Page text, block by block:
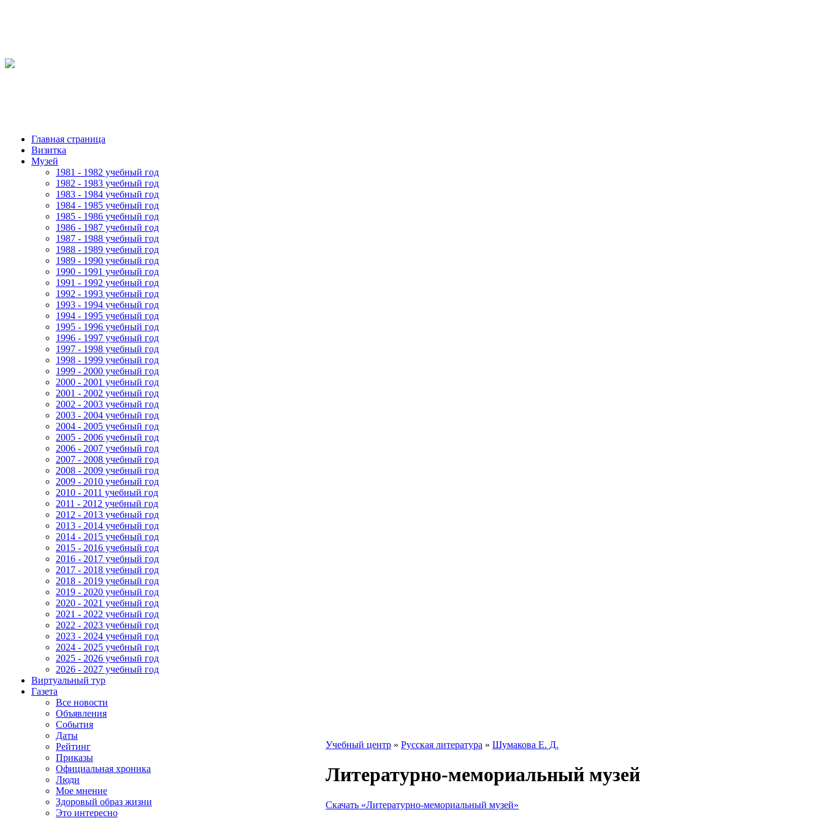
Главная страница
Визитка
Музей
1981 - 1982 учебный год
1982 - 1983 учебный год
1983 - 1984 учебный год
1984 - 1985 учебный год
1985 - 1986 учебный год
1986 - 1987 учебный год
1987 - 1988 учебный год
1988 - 1989 учебный год
1989 - 1990 учебный год
1990 - 1991 учебный год
1991 - 1992 учебный год
1992 - 1993 учебный год
1993 - 1994 учебный год
1994 - 1995 учебный год
1995 - 1996 учебный год
1996 - 1997 учебный год
1997 - 1998 учебный год
1998 - 1999 учебный год
1999 - 2000 учебный год
2000 - 2001 учебный год
2001 - 2002 учебный год
2002 - 2003 учебный год
2003 - 2004 учебный год
2004 - 2005 учебный год
2005 - 2006 учебный год
2006 - 2007 учебный год
2007 - 2008 учебный год
2008 - 2009 учебный год
2009 - 2010 учебный год
2010 - 2011 учебный год
2011 - 2012 учебный год
2012 - 2013 учебный год
2013 - 2014 учебный год
2014 - 2015 учебный год
2015 - 2016 учебный год
2016 - 2017 учебный год
2017 - 2018 учебный год
2018 - 2019 учебный год
2019 - 2020 учебный год
2020 - 2021 учебный год
2021 - 2022 учебный год
2022 - 2023 учебный год
2023 - 2024 учебный год
2024 - 2025 учебный год
2025 - 2026 учебный год
2026 - 2027 учебный год
Виртуальный тур
Газета
Все новости
Объявления
События
Даты
Рейтинг
Приказы
Официальная хроника
Люди
Мое мнение
Здоровый образ жизни
Это интересно
Учебный центр » Русская литература » Шумакова Е. Д.
Литературно-мемориальный музей
Скачать «Литературно-мемориальный музей»